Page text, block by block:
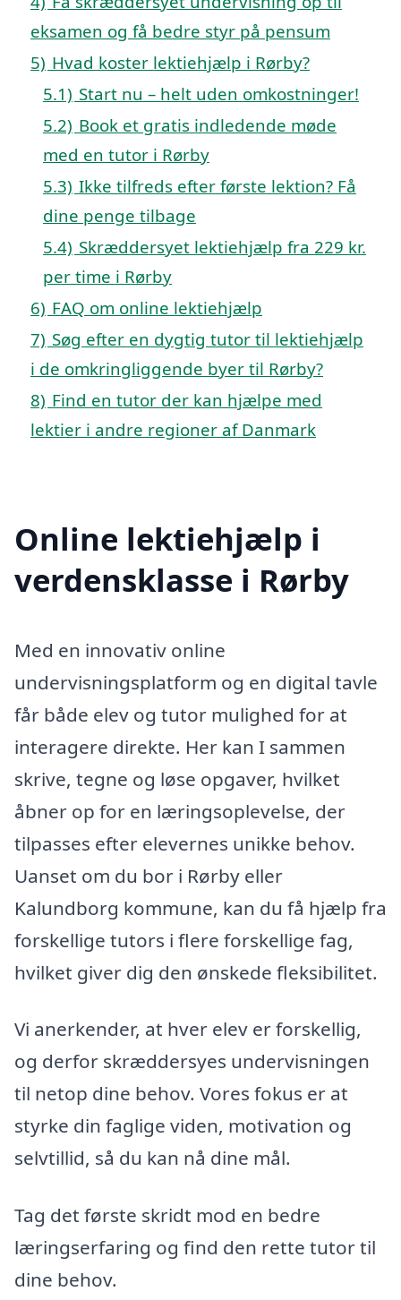
eksamen og få bedre styr på pensum
5) Hvad koster lektiehjælp i Rørby?
5.1) Start nu – helt uden omkostninger!
5.2) Book et gratis indledende møde
med en tutor i Rørby
5.3) Ikke tilfreds efter første lektion? Få
dine penge tilbage
5.4) Skræddersyet lektiehjælp fra 229 kr.
per time i Rørby
6) FAQ om online lektiehjælp
7) Søg efter en dygtig tutor til lektiehjælp
i de omkringliggende byer til Rørby?
8) Find en tutor der kan hjælpe med
lektier i andre regioner af Danmark
Online lektiehjælp i
verdensklasse i Rørby
Med en innovativ online
undervisningsplatform og en digital tavle
får både elev og tutor mulighed for at
interagere direkte. Her kan I sammen
skrive, tegne og løse opgaver, hvilket
åbner op for en læringsoplevelse, der
tilpasses efter elevernes unikke behov.
Uanset om du bor i Rørby eller
Kalundborg kommune, kan du få hjælp fra
forskellige tutors i flere forskellige fag,
hvilket giver dig den ønskede fleksibilitet.
Vi anerkender, at hver elev er forskellig,
og derfor skræddersyes undervisningen
til netop dine behov. Vores fokus er at
styrke din faglige viden, motivation og
selvtillid, så du kan nå dine mål.
Tag det første skridt mod en bedre
læringserfaring og find den rette tutor til
dine behov.